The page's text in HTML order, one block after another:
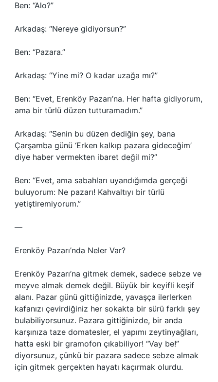
Ben: “Alo?”
Arkadaş: “Nereye gidiyorsun?”
Ben: “Pazara.”
Arkadaş: “Yine mi? O kadar uzağa mı?”
Ben: “Evet, Erenköy Pazarı’na. Her hafta gidiyorum,
ama bir türlü düzen tutturamadım.”
Arkadaş: “Senin bu düzen dediğin şey, bana
Çarşamba günü ‘Erken kalkıp pazara gideceğim’
diye haber vermekten ibaret değil mi?”
Ben: “Evet, ama sabahları uyandığımda gerçeği
buluyorum: Ne pazarı! Kahvaltıyı bir türlü
yetiştiremiyorum.”
—
Erenköy Pazarı’nda Neler Var?
Erenköy Pazarı’na gitmek demek, sadece sebze ve
meyve almak demek değil. Büyük bir keyifli keşif
alanı. Pazar günü gittiğinizde, yavaşça ilerlerken
kafanızı çevirdiğiniz her sokakta bir sürü farklı şey
bulabiliyorsunuz. Pazara gittiğinizde, bir anda
karşınıza taze domatesler, el yapımı zeytinyağları,
hatta eski bir gramofon çıkabiliyor! “Vay be!”
diyorsunuz, çünkü bir pazara sadece sebze almak
için gitmek gerçekten hayatı kaçırmak olurdu.